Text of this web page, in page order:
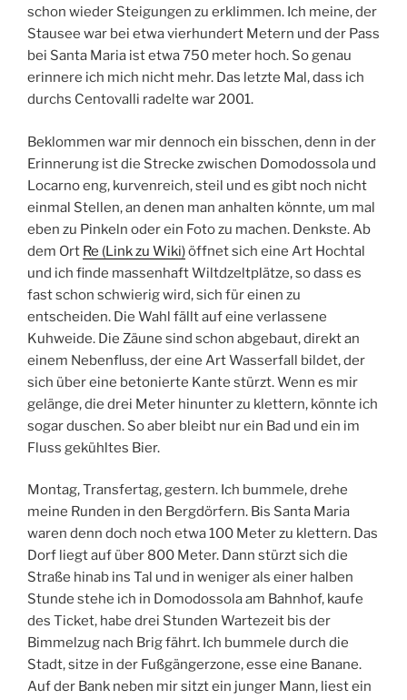
schon wieder Steigungen zu erklimmen. Ich meine, der
Stausee war bei etwa vierhundert Metern und der Pass
bei Santa Maria ist etwa 750 meter hoch. So genau
erinnere ich mich nicht mehr. Das letzte Mal, dass ich
durchs Centovalli radelte war 2001.
Beklommen war mir dennoch ein bisschen, denn in der
Erinnerung ist die Strecke zwischen Domodossola und
Locarno eng, kurvenreich, steil und es gibt noch nicht
einmal Stellen, an denen man anhalten könnte, um mal
eben zu Pinkeln oder ein Foto zu machen. Denkste. Ab
dem Ort Re (Link zu Wiki)öffnet sich eine Art Hochtal
und ich finde massenhaft Wiltdzeltplätze, so dass es
fast schon schwierig wird, sich für einen zu
entscheiden. Die Wahl fällt auf eine verlassene
Kuhweide. Die Zäune sind schon abgebaut, direkt an
einem Nebenfluss, der eine Art Wasserfall bildet, der
sich über eine betonierte Kante stürzt. Wenn es mir
gelänge, die drei Meter hinunter zu klettern, könnte ich
sogar duschen. So aber bleibt nur ein Bad und ein im
Fluss gekühltes Bier.
Montag, Transfertag, gestern. Ich bummele, drehe
meine Runden in den Bergdörfern. Bis Santa Maria
waren denn doch noch etwa 100 Meter zu klettern. Das
Dorf liegt auf über 800 Meter. Dann stürzt sich die
Straße hinab ins Tal und in weniger als einer halben
Stunde stehe ich in Domodossola am Bahnhof, kaufe
des Ticket, habe drei Stunden Wartezeit bis der
Bimmelzug nach Brig fährt. Ich bummele durch die
Stadt, sitze in der Fußgängerzone, esse eine Banane.
Auf der Bank neben mir sitzt ein junger Mann, liest ein